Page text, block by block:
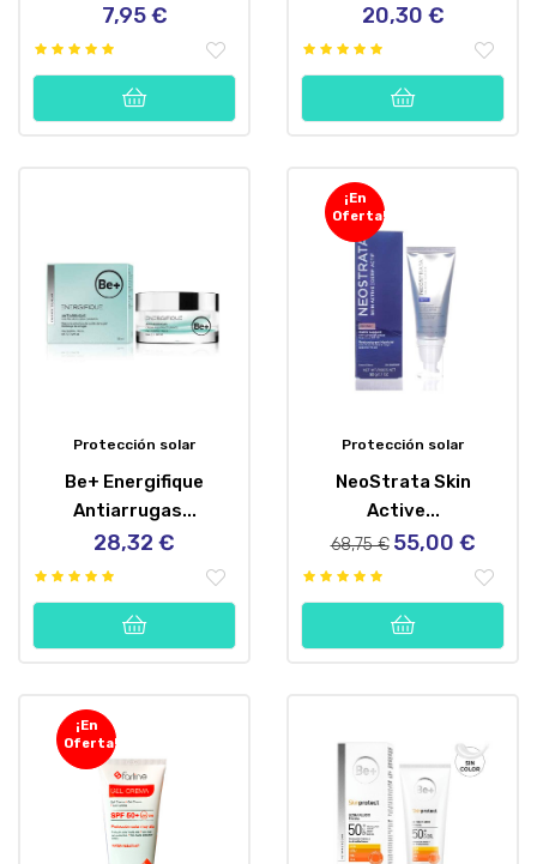
Precio
7,95 € Precio
20,30 €
Protección solar
Be+ Energifique
Antiarrugas...
Precio
28,32 €
¡En
Oferta!
Protección solar
NeoStrata Skin
Active...
Precio
68,75 € Precio
55,00 €
¡En
Oferta!